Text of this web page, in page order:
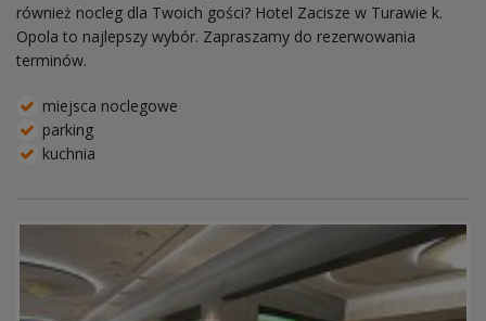
również nocleg dla Twoich gości? Hotel Zacisze w Turawie k.
Opola to najlepszy wybór. Zapraszamy do rezerwowania
terminów.
miejsca noclegowe
parking
kuchnia